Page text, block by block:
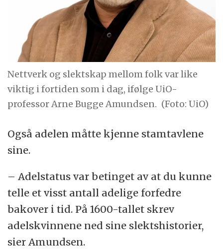
Nettverk og slektskap mellom folk var like
viktig i fortiden som i dag, ifølge UiO-
professor Arne Bugge Amundsen. (Foto: UiO)
Også adelen måtte kjenne stamtavlene
sine.
– Adelstatus var betinget av at du kunne
telle et visst antall adelige forfedre
bakover i tid. På 1600-tallet skrev
adelskvinnene ned sine slektshistorier,
sier Amundsen.